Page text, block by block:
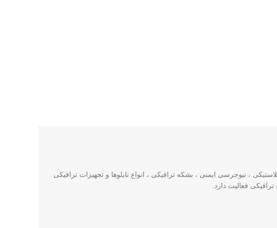
، نیوجرسی ایمنی ، بشکه ترافیکی ، انواع تابلوها و تجهیزات ترافیکی